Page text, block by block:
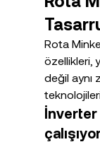
Rota
özellikleri,
değil aynı
İnverter